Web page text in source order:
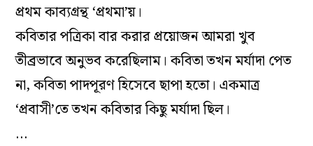
প্রথম কাব্যগ্রন্থ ‘প্রথমা’য়।
কবিতার পত্রিকা বার করার প্রয়োজন আমরা খুব
তীব্রভাবে অনুভব করেছিলাম। কবিতা তখন মর্যাদা পেত
না, কবিতা পাদপূরণ হিসেবে ছাপা হতো। একমাত্র
‘প্রবাসী’তে তখন কবিতার কিছু মর্যাদা ছিল।
…